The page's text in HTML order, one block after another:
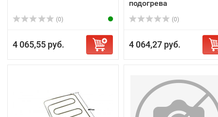
(0)
4 065,55 руб.
подогрева
(0)
4 064,27 руб.